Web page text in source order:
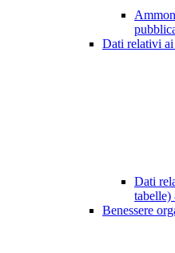
Dati relativi ai
Dati
tabelle)
Benessere